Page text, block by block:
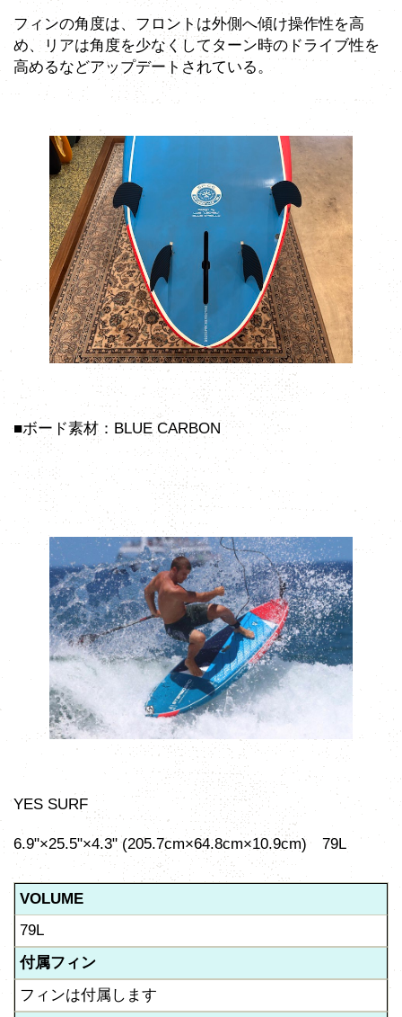
フィンの角度は、フロントは外側へ傾け操作性を高
め、リアは角度を少なくしてターン時のドライブ性を
高めるなどアップデートされている。
■ボード素材：BLUE CARBON
YES SURF
6.9"×25.5"×4.3" (205.7cm×64.8cm×10.9cm) 79L
VOLUME
79L
付属フィン
フィンは付属します